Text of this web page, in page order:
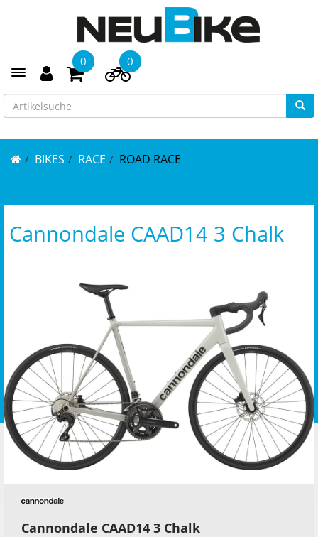
Toggle navigation
0 0
BIKES RACE ROAD RACE
Cannondale CAAD14 3 Chalk
Cannondale CAAD14 3 Chalk